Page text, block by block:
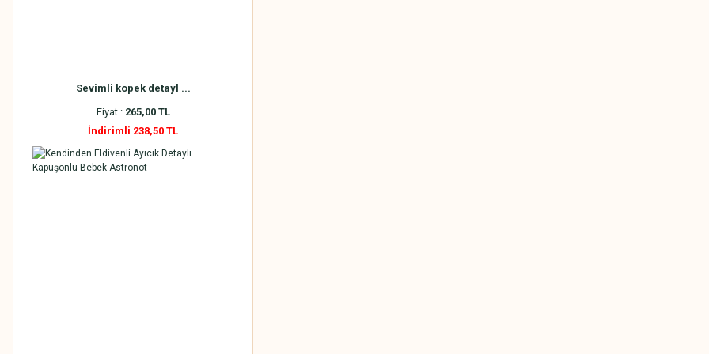
Sevimli kopek detayl ...
Fiyat : 265,00 TL
İndirimli 238,50 TL